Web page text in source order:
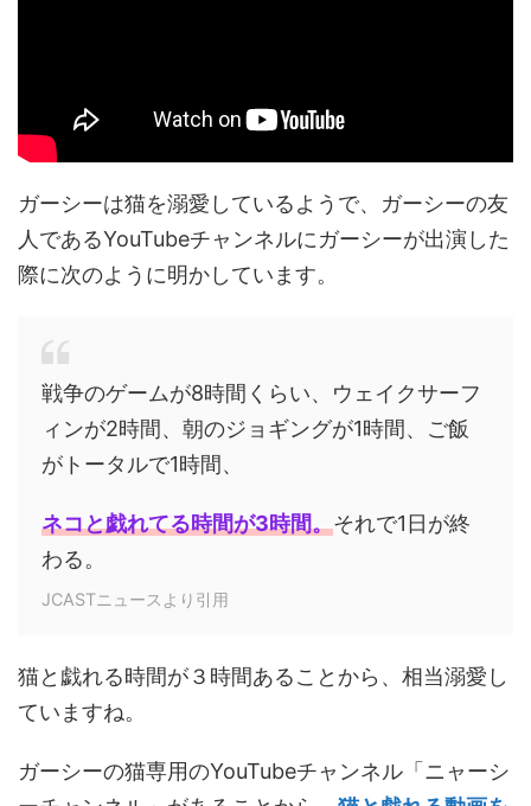
ガーシーは猫を溺愛しているようで、ガーシーの友
人であるYouTubeチャンネルにガーシーが出演した
際に次のように明かしています。
戦争のゲームが8時間くらい、ウェイクサーフ
ィンが2時間、朝のジョギングが1時間、ご飯
がトータルで1時間、
ネコと戯れてる時間が3時間。それで1日が終
わる。
JCASTニュースより引用
猫と戯れる時間が３時間あることから、相当溺愛し
ていますね。
ガーシーの猫専用のYouTubeチャンネル「ニャーシ